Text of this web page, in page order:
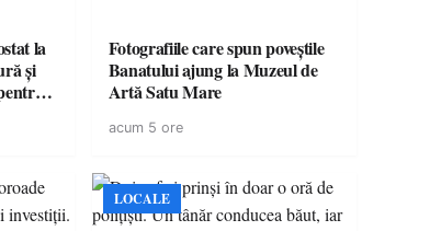
la
și
Fotografiile care spun poveștile
Banatului ajung la Muzeul de
Artă Satu Mare
acum 5 ore
LOCALE